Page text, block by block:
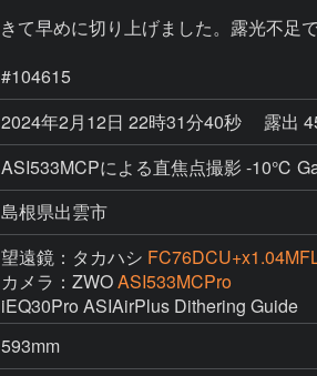
#104615
2024年2月12日 22時31分40秒
露出
ASI533MCPによる直焦点撮影 -10℃
島根県出雲市
望遠鏡：タカハシ
カメラ：ZWOASI533MCPro
iEQ30Pro ASIAirPlus Dithering Guide
593mm